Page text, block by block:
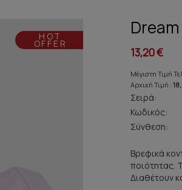
HOT
OFFER
13,20 €
Μέγιστη Τιμή
Αρχική Τιμή :
Σειρά:
Κωδικός:
Σύνθεση:
Βρεφικά
ποιότητας.
Διαθέτουν